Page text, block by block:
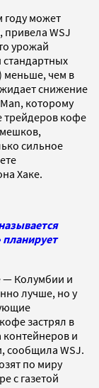
году может
привела WSJ
урожай
меньше, чем в
снижение
которому
трейдеров кофе
сильное
Хаке.
— Колумбии и
лучше, но у
застрял в
контейнеров и
сообщила WSJ.
по миру
с газетой